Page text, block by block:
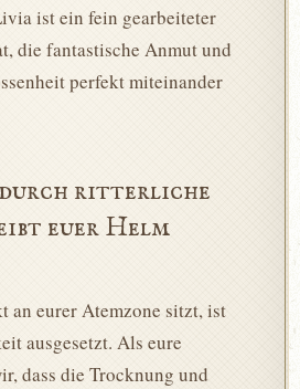
ist ein fein gearbeiteter
die fantastische Anmut und
perfekt miteinander
ritterliche
euer Helm
an eurer Atemzone sitzt, ist
ausgesetzt. Als eure
dass die Trocknung und